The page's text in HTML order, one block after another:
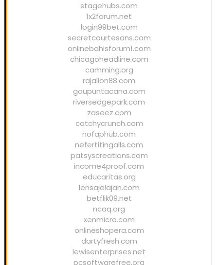
stagehubs.com
1x2forum.net
login99bet.com
secretcourtesans.com
onlinebahisforum1.com
chicagoheadline.com
camming.org
rajalion88.com
goupuntacana.com
riversedgepark.com
zaseez.com
catchycrunch.com
nofaphub.com
nefertitingalls.com
patsyscreations.com
income4proof.com
educaritas.org
lensajelajah.com
betflik09.net
ncaq.org
xenmicro.com
onlineshopera.com
dartyfresh.com
lewisenterprises.net
pcsoftwarefree.org